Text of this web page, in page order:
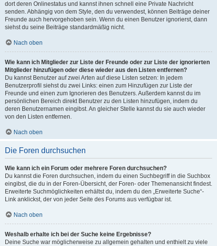
dort deren Onlinestatus und kannst ihnen schnell eine Private Nachricht
senden. Abhängig von dem Style, den du verwendest, können Beiträge deiner
Freunde auch hervorgehoben sein. Wenn du einen Benutzer ignorierst, dann
siehst du seine Beiträge standardmäßig nicht.
Nach oben
Wie kann ich Mitglieder zur Liste der Freunde oder zur Liste der ignorierten
Mitglieder hinzufügen oder diese wieder aus den Listen entfernen?
Du kannst Benutzer auf zwei Arten auf diese Listen setzen: In jedem
Benutzerprofil siehst du zwei Links: einen zum Hinzufügen zur Liste der
Freunde und einen zum Ignorieren des Benutzers. Außerdem kannst du im
persönlichen Bereich direkt Benutzer zu den Listen hinzufügen, indem du
deren Benutzernamen eingibst. An gleicher Stelle kannst du sie auch wieder
von den Listen entfernen.
Nach oben
Die Foren durchsuchen
Wie kann ich ein Forum oder mehrere Foren durchsuchen?
Du kannst die Foren durchsuchen, indem du einen Suchbegriff in die Suchbox
eingibst, die du in der Foren-Übersicht, der Foren- oder Themenansicht findest.
Erweiterte Suchmöglichkeiten erhältst du, indem du den „Erweiterte Suche“-
Link anklickst, der von jeder Seite des Forums aus verfügbar ist.
Nach oben
Weshalb erhalte ich bei der Suche keine Ergebnisse?
Deine Suche war möglicherweise zu allgemein gehalten und enthielt zu viele